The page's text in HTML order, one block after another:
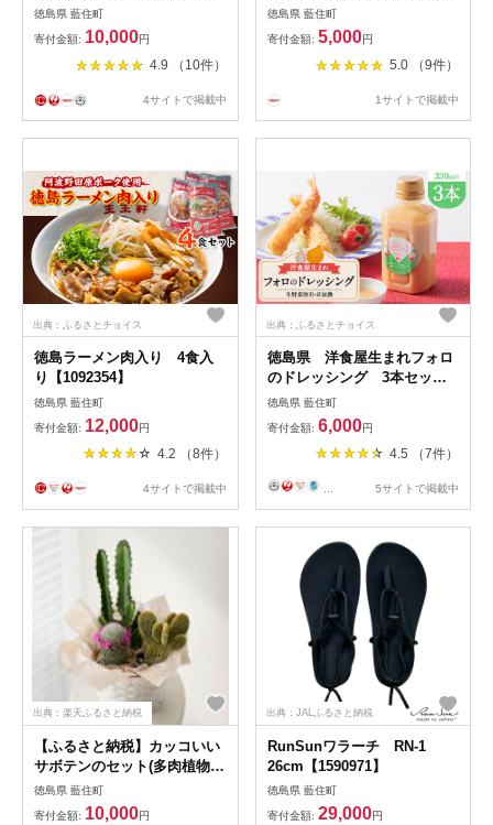
入_ 甘酒 冷し甘酒 あま酒 ノ
ンアルコール ホット アイス
ギフト 贈答 ブドウ糖 発酵食
品 健康 美容 ペットボトル セ
お取り寄せ 常温 徳島県
徳島県 藍住町
寄付金額: 10,000円
4.9 （10件）
4サイトで掲載中
セット)【G1396920】
徳島県 藍住町
寄付金額: 5,000円
5.0 （9件）
1サイトで掲載中
出典：ふるさとチョイス
徳島ラーメン肉入り 4食入
り【1092354】
徳島県 藍住町
寄付金額: 12,000円
4.2 （8件）
4サイトで掲載中
出典：ふるさとチョイス
徳島県 洋食屋生まれフォロ
のドレッシング 3本セッ
ト レストランメイドの味を
ご家庭で!【1396920】
徳島県 藍住町
寄付金額: 6,000円
4.5 （7件）
5サイトで掲載中
出典：楽天ふるさと納税
【ふるさと納税】カッコいい
サボテンのセット(多肉植物の
中でも人気の高いサボテン)
【1220094】
徳島県 藍住町
寄付金額: 10,000円
出典：JALふるさと納税
RunSunワラーチ RN-1
26cm【1590971】
徳島県 藍住町
寄付金額: 29,000円